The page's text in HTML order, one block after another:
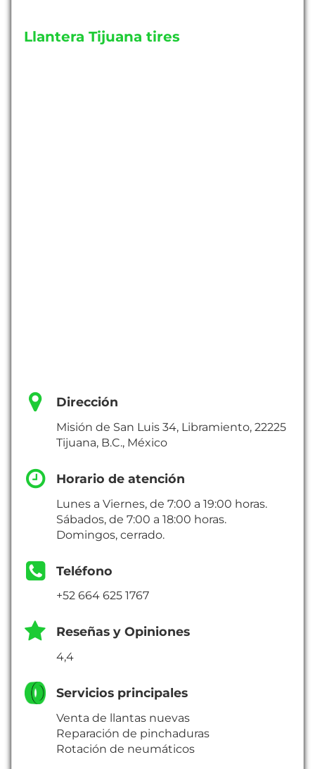
Llantera Tijuana tires
Dirección
Misión de San Luis 34, Libramiento, 22225
Tijuana, B.C., México
Horario de atención
Lunes a Viernes, de 7:00 a 19:00 horas.
Sábados, de 7:00 a 18:00 horas.
Domingos, cerrado.
Teléfono
+52 664 625 1767
Reseñas y Opiniones
4,4
Servicios principales
Venta de llantas nuevas
Reparación de pinchaduras
Rotación de neumáticos